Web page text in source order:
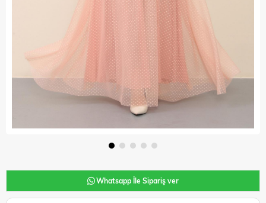
Whatsapp İle Sipariş ver